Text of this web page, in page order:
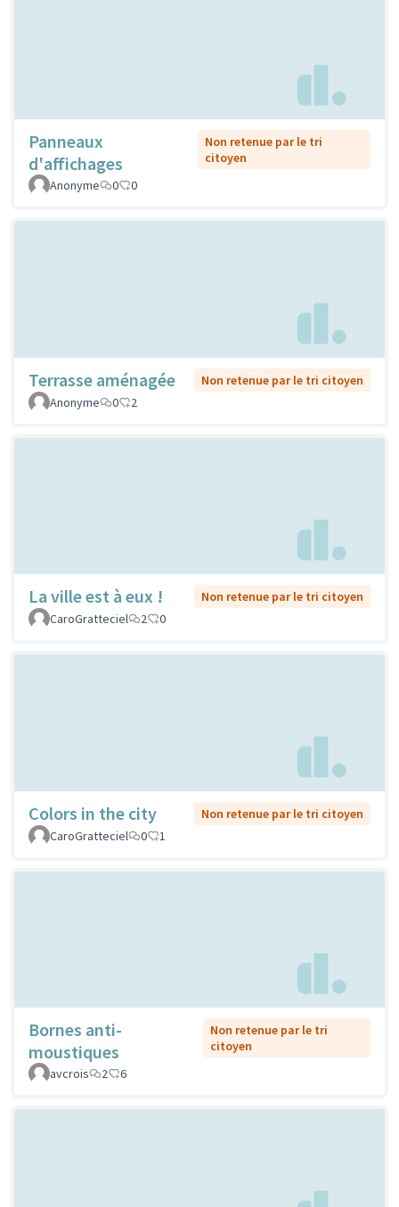
Panneaux
d'affichages
Non retenue par le tri
citoyen
Anonyme
0 0
Terrasse aménagée
Non retenue par le tri citoyen
Anonyme
0 2
La ville est à eux !
Non retenue par le tri citoyen
CaroGratteciel
2 0
Colors in the city
Non retenue par le tri citoyen
CaroGratteciel
0 1
Bornes anti-
moustiques
Non retenue par le tri
citoyen
avcrois
2 6